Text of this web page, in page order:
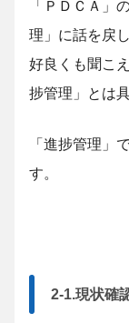
「ＰＤＣＡ」
理」に話を戻
好良くも聞こ
捗管理」とは
「進捗管理」
す。
2-1.現状確